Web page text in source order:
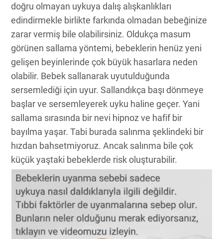
doğru olmayan uykuya dalış alışkanlıkları
edindirmekle birlikte farkında olmadan bebeğinize
zarar vermiş bile olabilirsiniz. Oldukça masum
görünen sallama yöntemi, bebeklerin henüz yeni
gelişen beyinlerinde çok büyük hasarlara neden
olabilir. Bebek sallanarak uyutulduğunda
sersemlediği için uyur. Sallandıkça başı dönmeye
başlar ve sersemleyerek uyku haline geçer. Yani
sallama sırasında bir nevi hipnoz ve hafif bir
bayılma yaşar. Tabi burada salınma şeklindeki bir
hızdan bahsetmiyoruz. Ancak salınma bile çok
küçük yaştaki bebeklerde risk oluşturabilir.